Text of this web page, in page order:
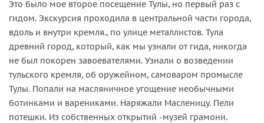
Это было мое второе посещение Тулы, но первый раз с
гидом. Экскурсия проходила в центральной части города,
вдоль и внутри кремля., по улице металлистов. Тула
древний город, который, как мы узнали от гида, никогда
не был покорен завоевателями. Узнали о возведении
тульского кремля, об оружейном, самоваром промысле
Тулы. Попали на масляничное угощение необычными
ботинками и варениками. Наряжали Масленицу. Пели
потешки. Из собственных открытий -музей грамони.